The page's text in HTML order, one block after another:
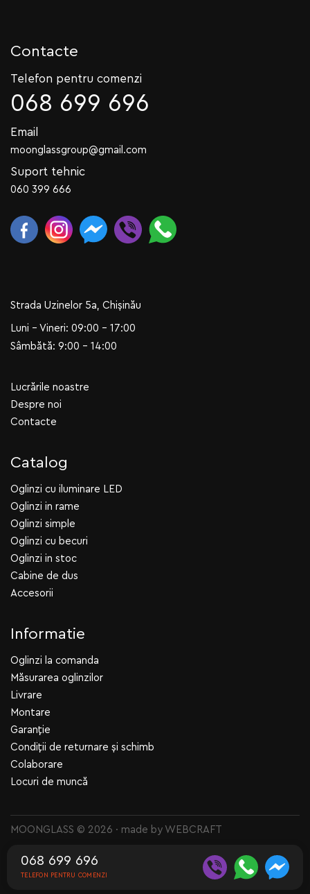
Contacte
Telefon pentru comenzi
068 699 696
Email
moonglassgroup@gmail.com
Suport tehnic
060 399 666
Strada Uzinelor 5a, Chișinău
Luni - Vineri: 09:00 - 17:00
Sâmbătă: 9:00 - 14:00
Lucrările noastre
Despre noi
Contacte
Catalog
Oglinzi cu iluminare LED
Oglinzi in rame
Oglinzi simple
Oglinzi cu becuri
Oglinzi in stoc
Cabine de dus
Accesorii
Informatie
Oglinzi la comanda
Măsurarea oglinzilor
Livrare
Montare
Garanție
Condiții de returnare și schimb
Colaborare
Locuri de muncă
MOONGLASS © 2026 · made by WEBCRAFT
068 699 696
TELEFON PENTRU COMENZI